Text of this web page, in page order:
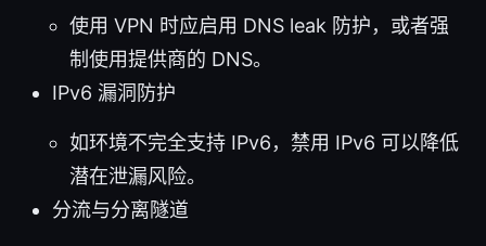
使用 VPN 时应启用 DNS leak 防护，或者强
制使用提供商的 DNS。
IPv6 漏洞防护
如环境不完全支持 IPv6，禁用 IPv6 可以降低
潜在泄漏风险。
分流与分离隧道